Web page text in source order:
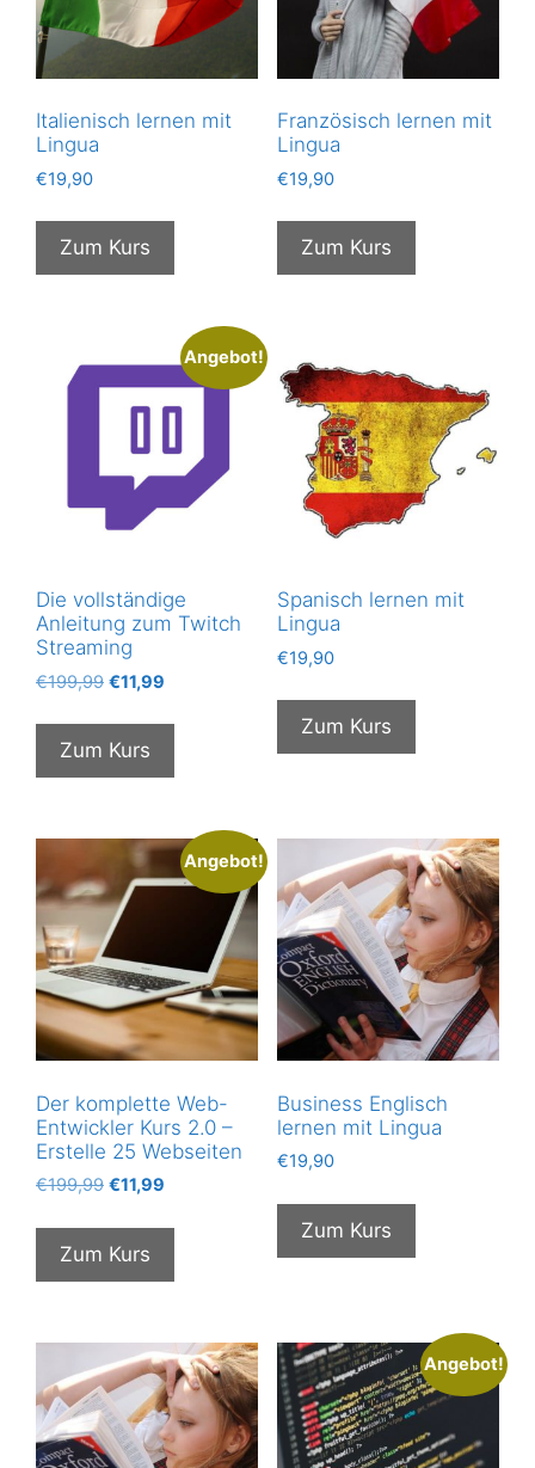
Italienisch lernen mit
Lingua
€19,90
Zum Kurs
Französisch lernen mit
Lingua
€19,90
Zum Kurs
Angebot!
Die vollständige
Anleitung zum Twitch
Streaming
€199,99 Ursprünglicher
war:
€199,99
€11,99
ist:
Zum Kurs
Spanisch lernen mit
Lingua
€19,90
Zum Kurs
Angebot!
Der komplette Web-
Entwickler Kurs 2.0 –
Erstelle 25 Webseiten
€199,99 Ursprünglicher
war:
€199,99
€11,99
ist:
Zum Kurs
Business Englisch
lernen mit Lingua
€19,90
Zum Kurs
Angebot!